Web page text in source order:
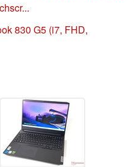
830 G5 (i7, FHD,